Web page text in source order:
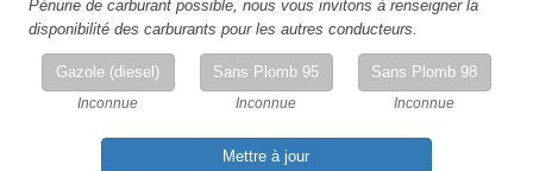
Pénurie de carburant possible, nous vous invitons à renseigner la
disponibilité des carburants pour les autres conducteurs.
Gazole (diesel)
Inconnue
Sans Plomb 95
Inconnue
Sans Plomb 98
Inconnue
Mettre à jour